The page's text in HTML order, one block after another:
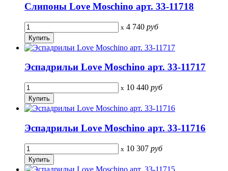
Слипоны Love Moschino арт. 33-11718
x 4 740 руб
Эспадрильи Love Moschino арт. 33-11717
x 10 440 руб
Эспадрильи Love Moschino арт. 33-11716
x 10 307 руб